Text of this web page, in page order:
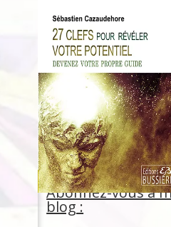
Abonnez-vous à
blog :